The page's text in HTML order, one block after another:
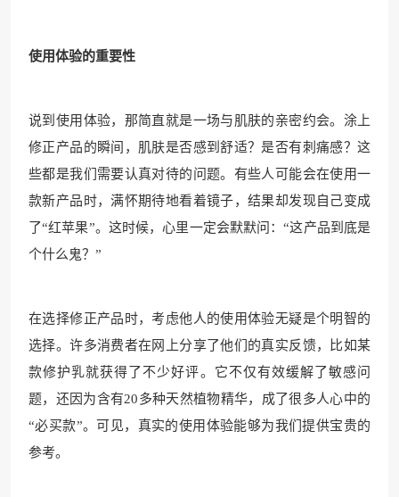
使用体验的重要性
说到使用体验，那简直就是一场与肌肤的亲密约会。涂上
修正产品的瞬间，肌肤是否感到舒适？是否有刺痛感？这
些都是我们需要认真对待的问题。有些人可能会在使用一
款新产品时，满怀期待地看着镜子，结果却发现自己变成
了“红苹果”。这时候，心里一定会默默问：“这产品到底是
个什么鬼？”
在选择修正产品时，考虑他人的使用体验无疑是个明智的
选择。许多消费者在网上分享了他们的真实反馈，比如某
款修护乳就获得了不少好评。它不仅有效缓解了敏感问
题，还因为含有20多种天然植物精华，成了很多人心中的
“必买款”。可见，真实的使用体验能够为我们提供宝贵的
参考。